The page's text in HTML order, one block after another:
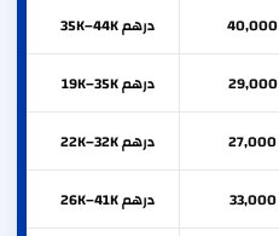
درهم 35K–44K
درهم 19K–35K
درهم 22K–32K
درهم 26K–41K